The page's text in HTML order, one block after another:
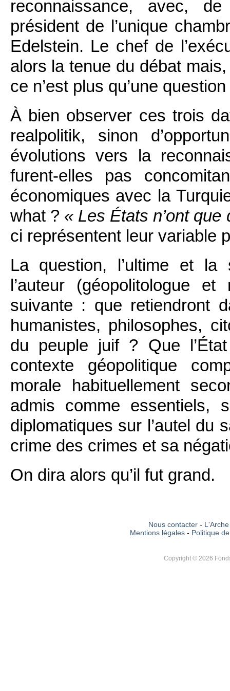
reconnaissance, avec,
président de l’unique
Edelstein. Le chef de
alors la tenue du débat
ce n’est plus qu’une
À bien observer ces trois
realpolitik, sinon
évolutions vers la
furent-elles pas
économiques avec la
what ? « Les États n’ont que
ci représentent leur variable
La question, l’ultime et la
l’auteur (géopolitologue
suivante : que retiendront
humanistes, philosophes,
du peuple juif ? Que
contexte géopolitique
morale habituellement
admis comme essentiels,
diplomatiques sur l’autel du
crime des crimes et sa
On dira alors qu’il fut grand.
Nous contacter-
Mentions légales - Politique
Copyright © 2026